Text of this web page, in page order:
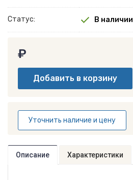
Статус: В наличии
₽
Уточнить наличие и цену
Описание Характеристики